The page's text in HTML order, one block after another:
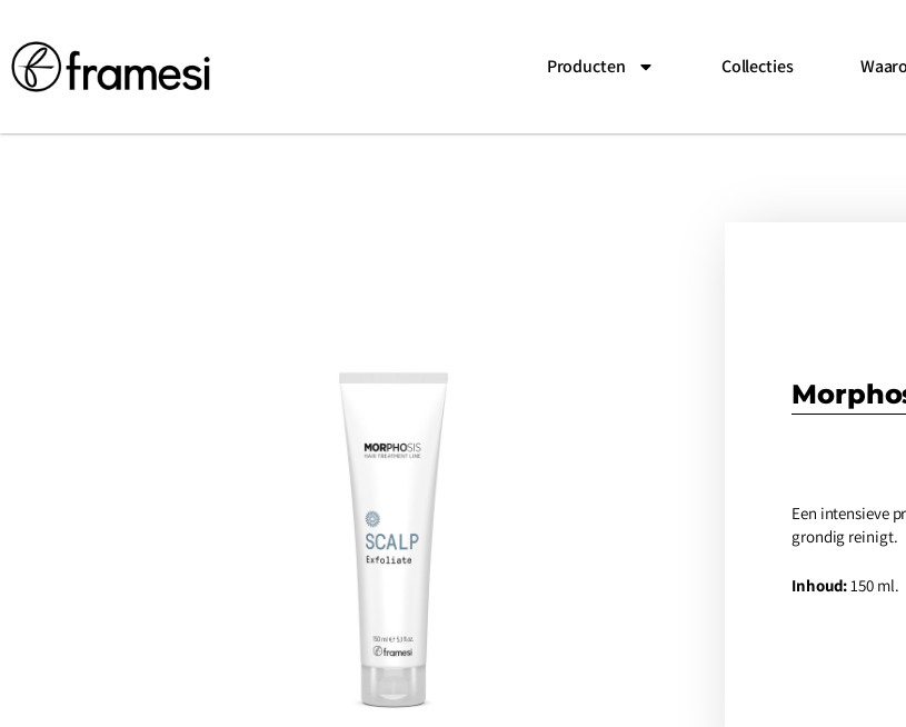
Producten Collecties
Een intensieve
grondig reinigt.
Inhoud: 150 ml.